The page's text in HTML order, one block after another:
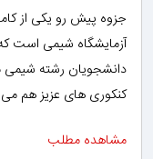
جزوه پیش رو یکی از
آزمایشگاه شیمی است که
دانشجویان رشته شیمی
کنکوری های عزیز هم می
مشاهده مطلب